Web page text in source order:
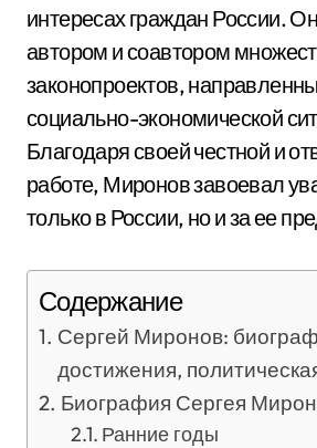
интересах граждан России.
автором и соавтором
законопроектов,
социально-экономической
Благодаря своей честной и
работе, Миронов завоевал
только в России, но и за ее
Содержание
Сергей Миронов:
достижения,
Биография Сергея
Ранние годы